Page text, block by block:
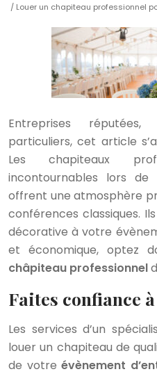
/ Louer un chapiteau professionnel
Entreprises réputées,
particuliers, cet article
Les chapiteaux
incontournables lors de
offrent une atmosphère
conférences classiques.
décorative à votre
et économique, optez
châpiteau professionnel
Faites confiance
Les services d’un
louer un chapiteau de
de votre évènement